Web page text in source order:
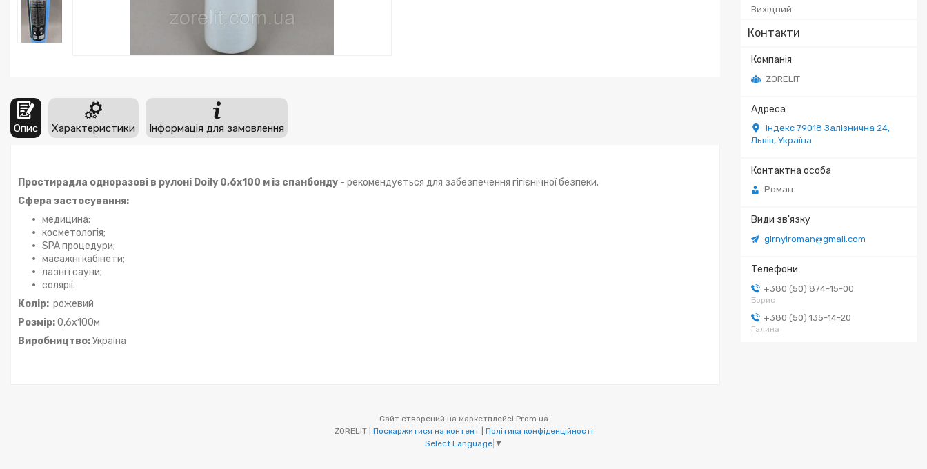
Вихідний
Контакти
ZORELIT
Індекс 79018 Залізнична 24,
Львів, Україна
Роман
girnyiroman@gmail.com
+380 (50) 874-15-00
Борис
+380 (50) 135-14-20
Галина
Опис Характеристики Інформація для замовлення
Простирадла одноразові в рулоні Doily 0,6x100 м із спанбонду - рекомендується для забезпечення гігієнічної безпеки.
Сфера застосування:
медицина;
косметологія;
SPA процедури;
масажні кабінети;
лазні і сауни;
солярії.
Колір: рожевий
Розмір:0,6х100м
Виробництво:Україна
Сайт створений на маркетплейсі Prom.ua
Поскаржитися на контент
Політика конфіденційності
Select Language ▼